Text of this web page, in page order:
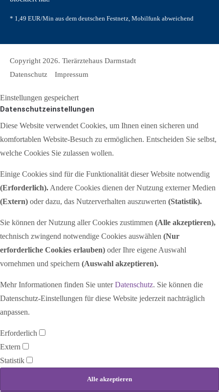
* 1,49 EUR/Min aus dem deutschen Festnetz, Mobilfunk abweichend
Copyright 2026. Tierärztehaus Darmstadt
Datenschutz
Impressum
Einstellungen gespeichert
Datenschutzeinstellungen
Diese Website verwendet Cookies, um Ihnen einen sicheren und
komfortablen Website-Besuch zu ermöglichen. Entscheiden Sie selbst,
welche Cookies Sie zulassen wollen.
Einige Cookies sind für die Funktionalität dieser Website notwendig
(Erforderlich). Andere Cookies dienen der Nutzung externer Medien
(Extern) oder dazu, das Nutzerverhalten auszuwerten (Statistik).
Sie können der Nutzung aller Cookies zustimmen (Alle akzeptieren),
technisch zwingend notwendige Cookies auswählen (Nur
erforderliche Cookies erlauben) oder Ihre eigene Auswahl
vornehmen und speichern (Auswahl akzeptieren).
Mehr Informationen finden Sie unterDatenschutz. Sie können die
Datenschutz-Einstellungen für diese Website jederzeit nachträglich
anpassen.
Erforderlich
Extern
Statistik